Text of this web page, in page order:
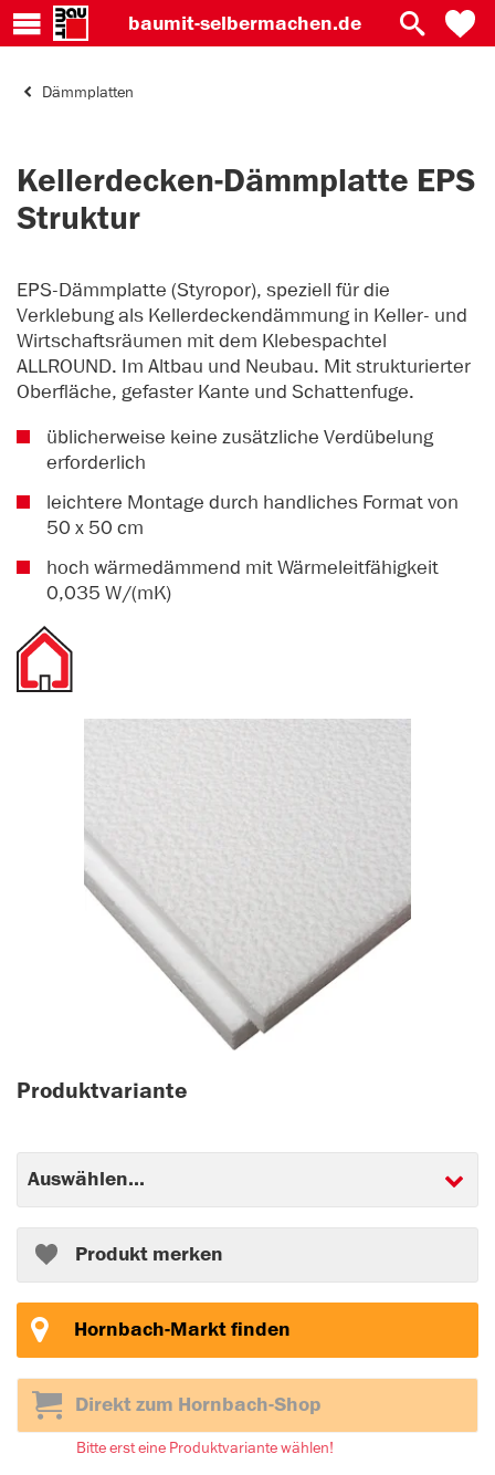
baumit-selbermachen.de
Dämmplatten
Kellerdecken-Dämmplatte EPS
Struktur
EPS-Dämmplatte (Styropor), speziell für die
Verklebung als Kellerdeckendämmung in Keller- und
Wirtschaftsräumen mit dem Klebespachtel
ALLROUND. Im Altbau und Neubau. Mit strukturierter
Oberfläche, gefaster Kante und Schattenfuge.
üblicherweise keine zusätzliche Verdübelung
erforderlich
leichtere Montage durch handliches Format von
50 x 50 cm
hoch wärmedämmend mit Wärmeleitfähigkeit
0,035 W/(mK)
Produktvariante
Produkt merken
Hornbach-Markt finden
Direkt zum Hornbach-Shop
Bitte erst eine Produktvariante wählen!